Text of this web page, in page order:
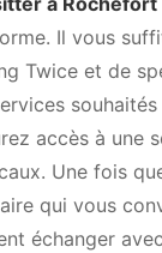
Il vous
Twice et de
accès à une
Une fois
qui vous
échanger